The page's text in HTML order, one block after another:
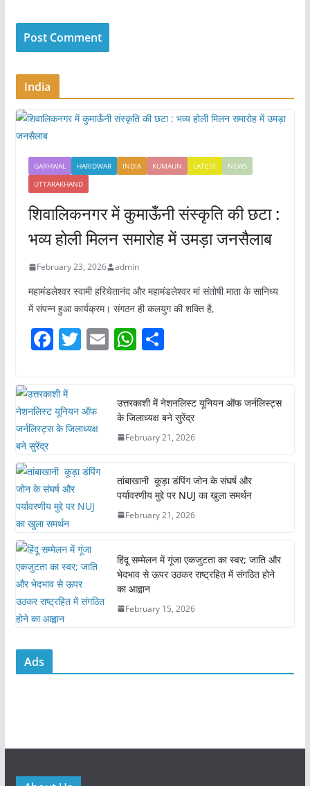
India
GARHWAL HARIDWAR INDIA KUMAUN LATEST
NEWS
UTTARAKHAND
शिवालिकनगर में कुमाऊँनी संस्कृति की छटा :
भव्य होली मिलन समारोह में उमड़ा जनसैलाब
February 23, 2026 admin
महामंडलेश्वर स्वामी हरिचेतानंद और महामंडलेश्वर मां संतोषी माता के सानिध्य
में संपन्न हुआ कार्यक्रम। संगठन ही कलयुग की शक्ति है,
F
c
e
b
o
k
T
er
E W
s
A
p
p
S
e
उत्तरकाशी में नेशनलिस्ट यूनियन ऑफ जर्नलिस्ट्स
के जिलाध्यक्ष बने सुरेंद्र
February 21, 2026
तांबाखानी कूड़ा डंपिंग जोन के संघर्ष और
पर्यावरणीय मुद्दे पर NUJ का खुला समर्थन
February 21, 2026
हिंदू सम्मेलन में गूंजा एकजुटता का स्वर; जाति और
भेदभाव से ऊपर उठकर राष्ट्रहित में संगठित होने
का आह्वान
February 15, 2026
Ads